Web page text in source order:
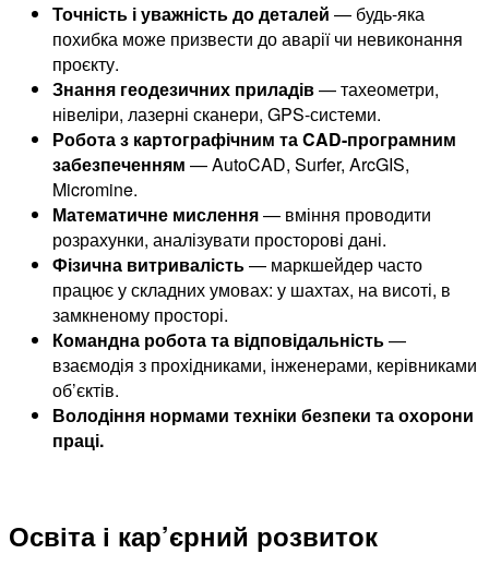
Точність і уважність до деталей — будь-яка
похибка може призвести до аварії чи невиконання
проєкту.
Знання геодезичних приладів— тахеометри,
нівеліри, лазерні сканери, GPS-системи.
Робота з картографічним та CAD-програмним
забезпеченням — AutoCAD, Surfer, ArcGIS,
Micromine.
Математичне мислення— вміння проводити
розрахунки, аналізувати просторові дані.
Фізична витривалість— маркшейдер часто
працює у складних умовах: у шахтах, на висоті, в
замкненому просторі.
Командна робота та відповідальність—
взаємодія з прохідниками, інженерами, керівниками
об’єктів.
Володіння нормами техніки безпеки та охорони
праці.
Освіта і кар’єрний розвиток